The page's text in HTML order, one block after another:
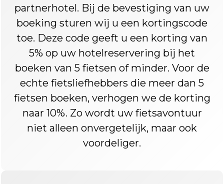
partnerhotel. Bij de bevestiging van uw
boeking sturen wij u een kortingscode
toe. Deze code geeft u een korting van
5% op uw hotelreservering bij het
boeken van 5 fietsen of minder. Voor de
echte fietsliefhebbers die meer dan 5
fietsen boeken, verhogen we de korting
naar 10%. Zo wordt uw fietsavontuur
niet alleen onvergetelijk, maar ook
voordeliger.